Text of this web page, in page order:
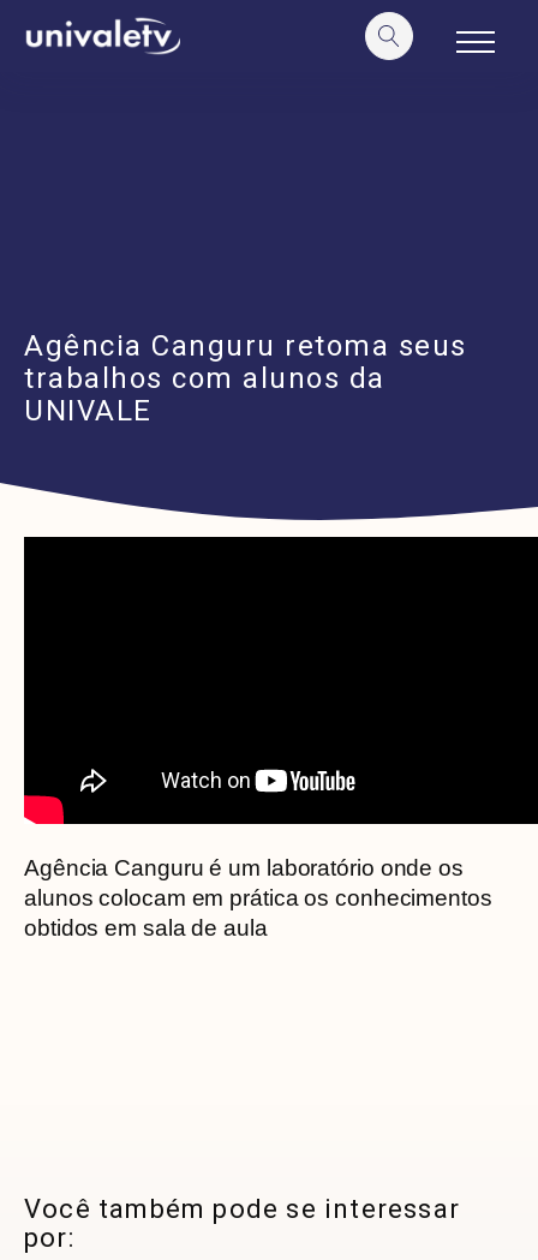
conteúdo
Agência Canguru retoma seus
trabalhos com alunos da
UNIVALE
Agência Canguru é um laboratório onde os
alunos colocam em prática os conhecimentos
obtidos em sala de aula
Você também pode se interessar
por: